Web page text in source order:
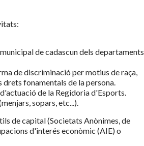
de cadascun dels departaments
de discriminació per motius de raça,
fonamentals de la persona.
de la Regidoria d'Esports.
sopars, etc...).
de capital (Societats Anònimes, de
d'interés econòmic (AIE) o